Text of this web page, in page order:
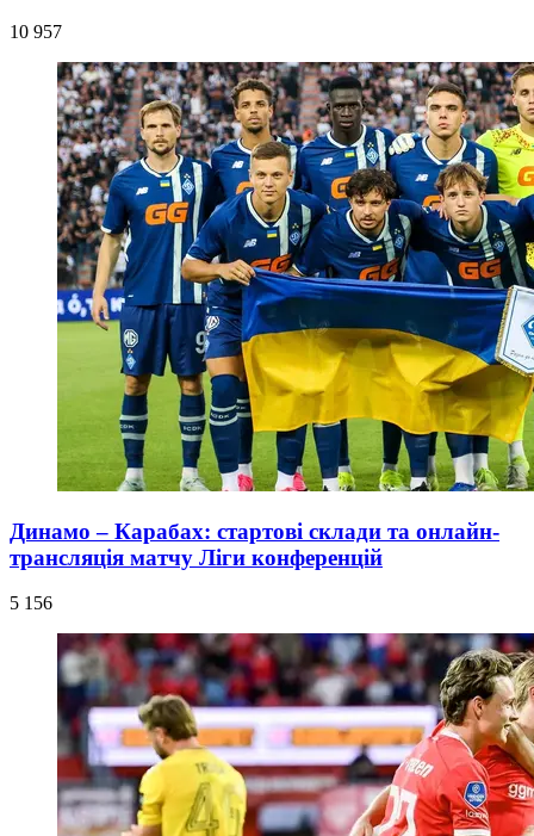
10 957
Динамо – Карабах: стартові склади та онлайн-
трансляція матчу Ліги конференцій
5 156